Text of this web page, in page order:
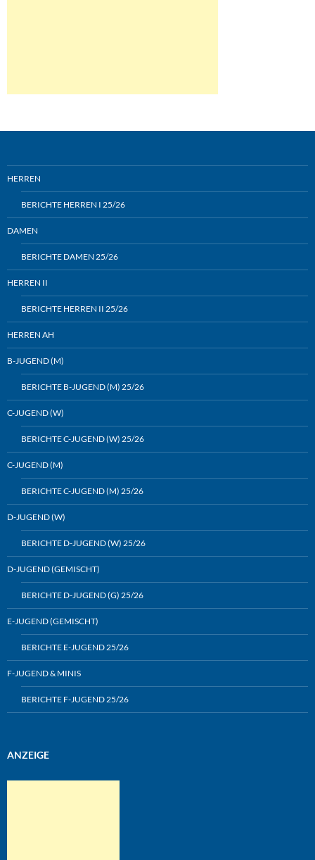
HERREN
BERICHTE HERREN I 25/26
DAMEN
BERICHTE DAMEN 25/26
HERREN II
BERICHTE HERREN II 25/26
HERREN AH
B-JUGEND (M)
BERICHTE B-JUGEND (M) 25/26
C-JUGEND (W)
BERICHTE C-JUGEND (W) 25/26
C-JUGEND (M)
BERICHTE C-JUGEND (M) 25/26
D-JUGEND (W)
BERICHTE D-JUGEND (W) 25/26
D-JUGEND (GEMISCHT)
BERICHTE D-JUGEND (G) 25/26
E-JUGEND (GEMISCHT)
BERICHTE E-JUGEND 25/26
F-JUGEND & MINIS
BERICHTE F-JUGEND 25/26
ANZEIGE